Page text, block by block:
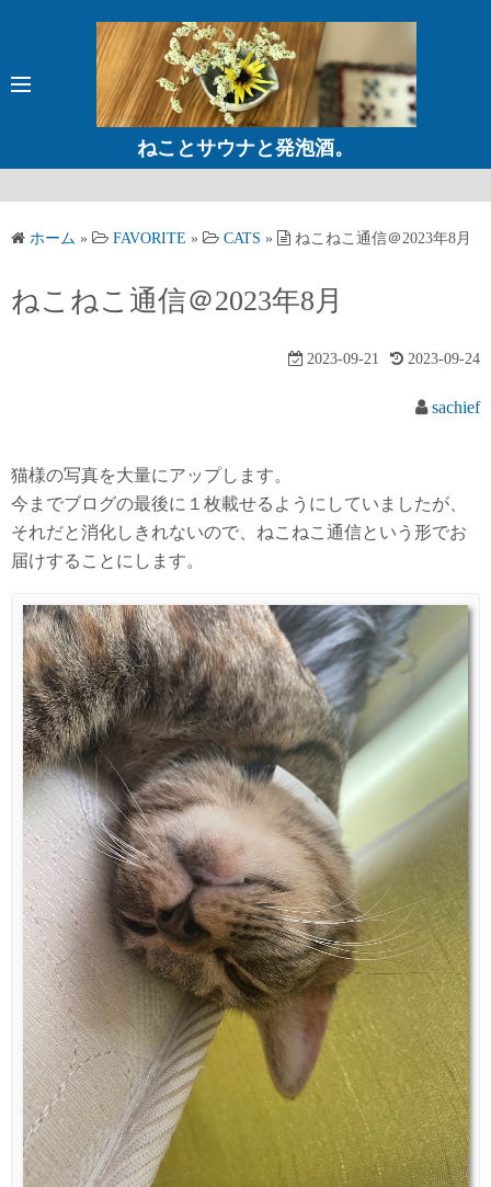
ン
ッ
ねことサウナと発泡酒。
ホーム » FAVORITE » CATS » ねこねこ通信＠2023年8月
ねこねこ通信＠2023年8月
2023-09-21 2023-09-24
sachief
猫様の写真を大量にアップします。
今までブログの最後に１枚載せるようにしていましたが、
それだと消化しきれないので、ねこねこ通信という形でお
届けすることにします。